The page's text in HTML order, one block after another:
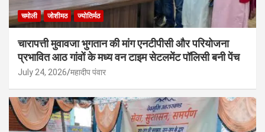
चमोली जोशीमठ ज्योतिर्मठ
चारापत्ती मुवावजा भुगतान की मांग एनटीपीसी और परियोजना
प्रभावित आठ गांवों के मध्य वन टाइम सेटलमेंट पॉलिसी बनी पेंच
July 24, 2026 महादीप पंवार